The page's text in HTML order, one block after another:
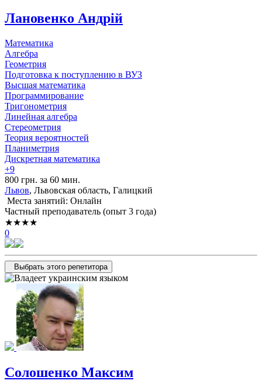
Лановенко Андрій
Математика
Алгебра
Геометрия
Подготовка к поступлению в ВУЗ
Высшая математика
Программирование
Тригонометрия
Линейная алгебра
Стереометрия
Теория вероятностей
Планиметрия
Дискретная математика
+9
800 грн. за 60 мин.
Львов, Львовская область, Галицкий
Места занятий: Онлайн
Частный преподаватель (опыт 3 года)
★★★★
0
Выбрать этого репетитора
Солошенко Максим